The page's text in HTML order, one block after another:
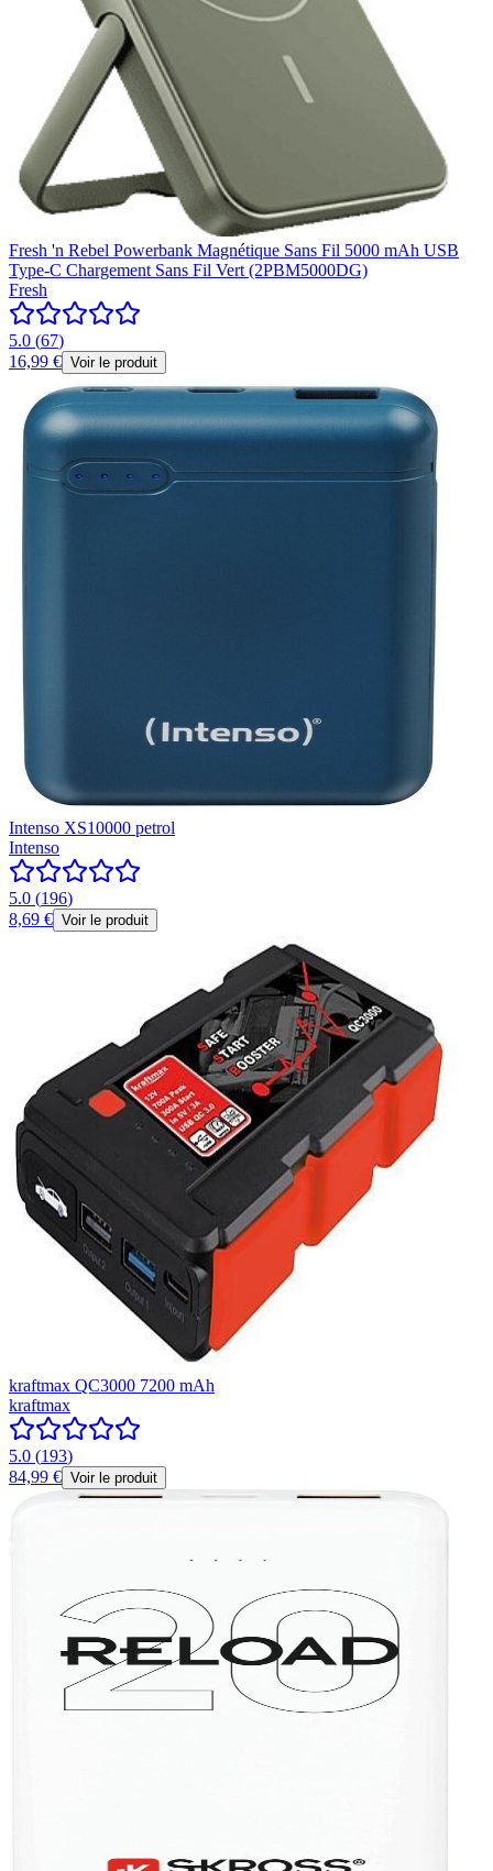
Fresh 'n Rebel Powerbank Magnétique Sans Fil 5000 mAh USB
Type-C Chargement Sans Fil Vert (2PBM5000DG)
Fresh
5.0 (67)
16,99 € Voir le produit
Intenso XS10000 petrol
Intenso
5.0 (196)
8,69 € Voir le produit
kraftmax QC3000 7200 mAh
kraftmax
5.0 (193)
84,99 € Voir le produit